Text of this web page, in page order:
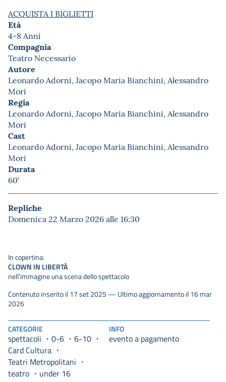
ACQUISTA I BIGLIETTI
Età
4-8 Anni
Compagnia
Teatro Necessario
Autore
Leonardo Adorni, Jacopo Maria Bianchini, Alessandro
Mori
Regia
Leonardo Adorni, Jacopo Maria Bianchini, Alessandro
Mori
Cast
Leonardo Adorni, Jacopo Maria Bianchini, Alessandro
Mori
Durata
60'
Repliche
Domenica 22 Marzo 2026 alle 16:30
CATEGORIE
spettacoli 0-6
6-10
Card Cultura
Teatri Metropolitani
teatro
under 16
INFO
evento a pagamento
In copertina:
CLOWN IN LIBERTÀ
nell’immagine una scena dello spettacolo
Contenuto inserito il 17 set 2025 — Ultimo aggiornamento il 16 mar
2026